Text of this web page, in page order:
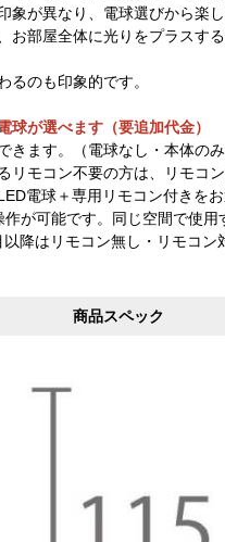
が異なり、電球選びから楽し
お部屋全体に光りをプラスす
るのも印象的です。
が選べます（要追加代金）
きます。（電球なし・本体のみ
リモコン不要の方は、リモコ
電球＋専用リモコン付きを
が可能です。同じ空間で使
降はリモコン無し・リモコン
商品スペック